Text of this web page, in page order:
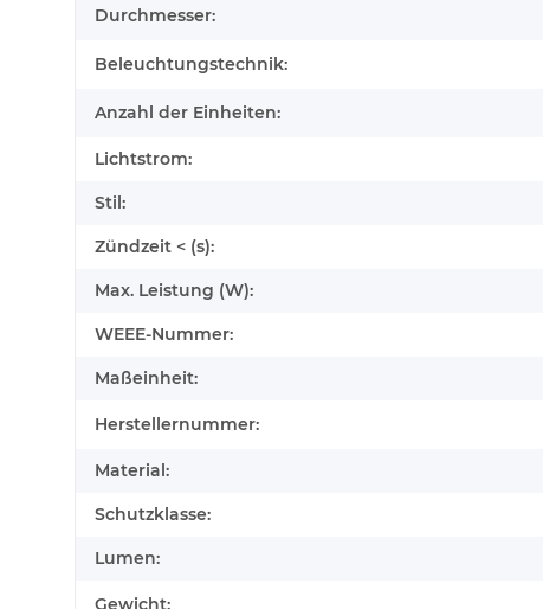
Durchmesser:
Beleuchtungstechnik:
Anzahl der Einheiten:
Lichtstrom:
Stil:
Zündzeit < (s):
Max. Leistung (W):
WEEE-Nummer:
Maßeinheit:
Herstellernummer:
Material:
Schutzklasse:
Lumen:
Gewicht: